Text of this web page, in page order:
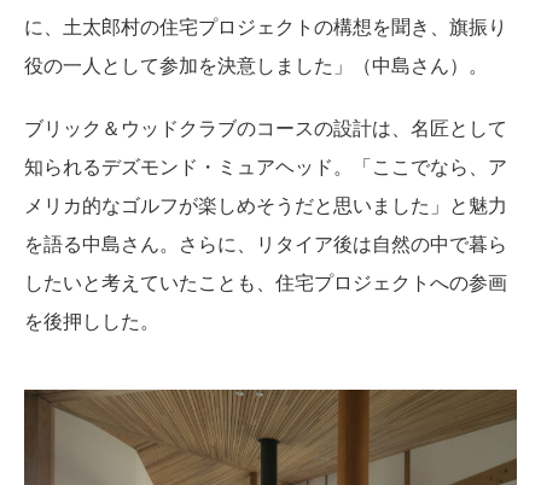
に、土太郎村の住宅プロジェクトの構想を聞き、旗振り
役の一人として参加を決意しました」（中島さん）。
ブリック＆ウッドクラブのコースの設計は、名匠として
知られるデズモンド・ミュアヘッド。「ここでなら、ア
メリカ的なゴルフが楽しめそうだと思いました」と魅力
を語る中島さん。さらに、リタイア後は自然の中で暮ら
したいと考えていたことも、住宅プロジェクトへの参画
を後押しした。